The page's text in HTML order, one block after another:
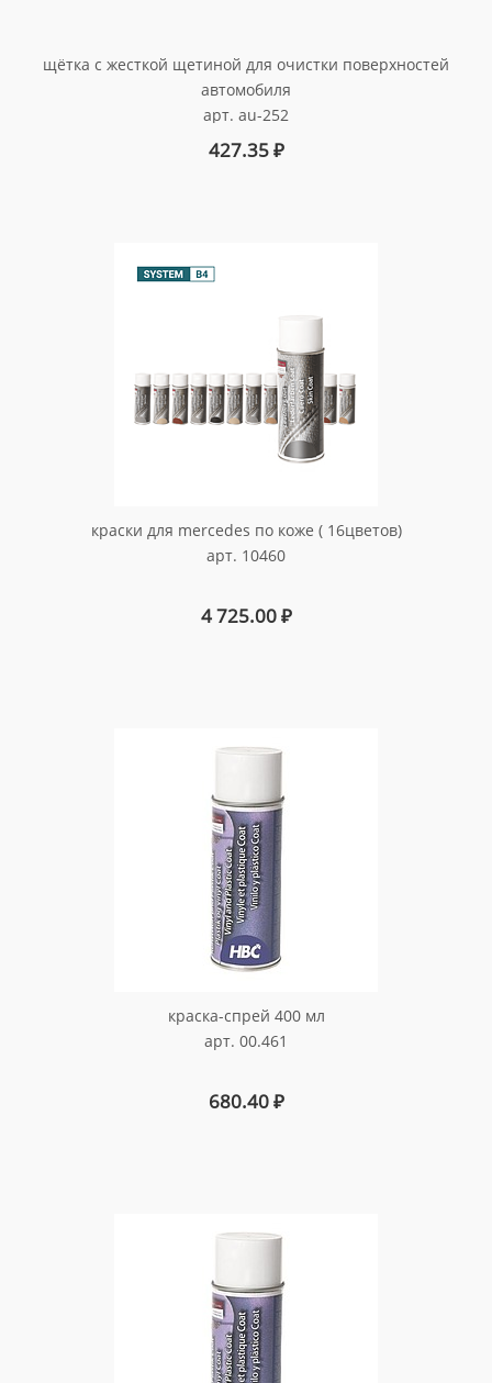
щётка с жесткой щетиной для очистки поверхностей
автомобиля
арт. au-252
427.35₽
краски для mercedes по коже ( 16цветов)
арт. 10460
4 725.00₽
краска-спрей 400 мл
арт. 00.461
680.40₽